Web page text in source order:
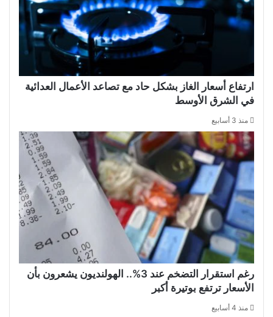
ارتفاع أسعار الغاز بشكل حاد مع تصاعد الأعمال العدائية
في الشرق الأوسط
منذ 3 أسابيع
رغم استقرار التضخم عند 3%.. الهولنديون يشعرون بأن
الأسعار ترتفع بوتيرة أكبر
منذ 4 أسابيع